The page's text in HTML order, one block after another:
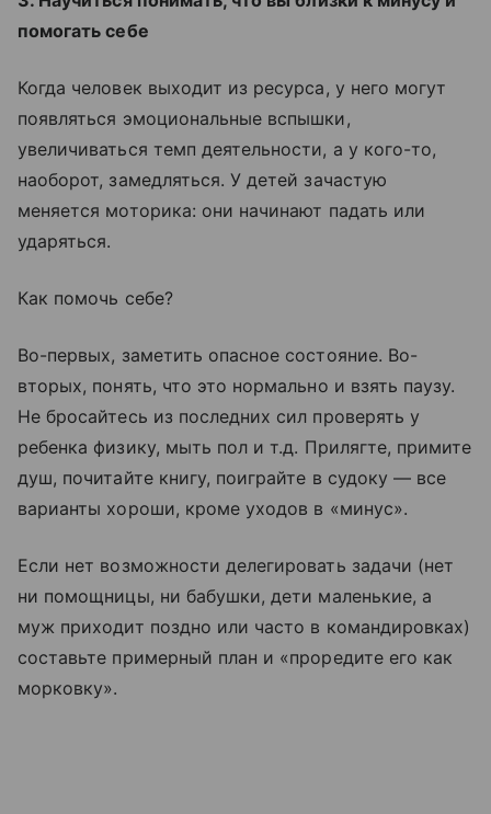
помогать себе
Когда человек выходит из ресурса, у него могут
появляться эмоциональные вспышки,
увеличиваться темп деятельности, а у кого-то,
наоборот, замедляться. У детей зачастую
меняется моторика: они начинают падать или
ударяться.
Как помочь себе?
Во-первых, заметить опасное состояние. Во-
вторых, понять, что это нормально и взять паузу.
Не бросайтесь из последних сил проверять у
ребенка физику, мыть пол и т.д. Прилягте, примите
душ, почитайте книгу, поиграйте в судоку — все
варианты хороши, кроме уходов в «минус».
Если нет возможности делегировать задачи (нет
ни помощницы, ни бабушки, дети маленькие, а
муж приходит поздно или часто в командировках)
составьте примерный план и «проредите его как
морковку».